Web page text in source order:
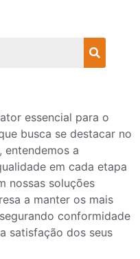
essencial para o
busca se destacar no
entendemos a
em cada etapa
nossas soluções
a manter os mais
conformidade
satisfação dos seus